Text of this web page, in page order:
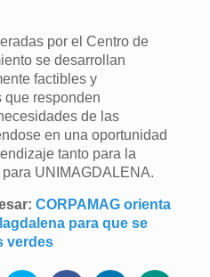
por el Centro de
se desarrollan
factibles y
que responden
de las
en una oportunidad
tanto para la
UNIMAGDALENA.
CORPAMAG orienta
para que se
verdes